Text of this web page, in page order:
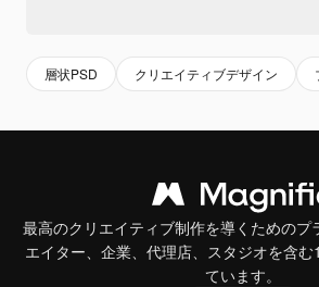
層状PSD クリエイティブデザイン
最高のクリエイティブ制作を導くためのプ
エイター、企業、代理店、スタジオを含
ています。